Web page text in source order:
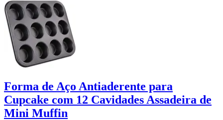
Forma de Aço Antiaderente para
Cupcake com 12 Cavidades Assadeira de
Mini Muffin